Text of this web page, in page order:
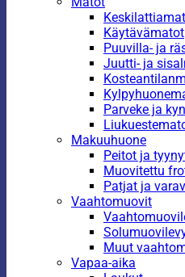
Käytävämatot
Puuvilla- ja
Juutti- ja
Parveke ja
Makuuhuone
Peitot ja
Muovitettu
Patjat ja
Vaahtomuovit
Muut
Vapaa-aika